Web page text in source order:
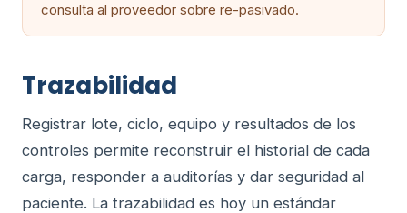
consulta al proveedor sobre re-pasivado.
Trazabilidad
Registrar lote, ciclo, equipo y resultados de los
controles permite reconstruir el historial de cada
carga, responder a auditorías y dar seguridad al
paciente. La trazabilidad es hoy un estándar